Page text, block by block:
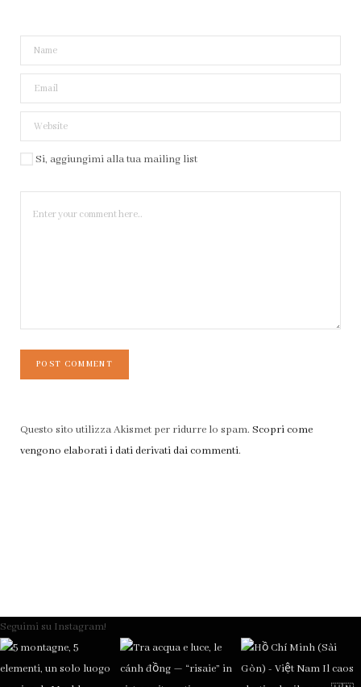
Si, aggiungimi alla tua mailing list
Questo sito utilizza Akismet per ridurre lo spam. Scopri come
vengono elaborati i dati derivati dai commenti.
Seguimi su Instagram!